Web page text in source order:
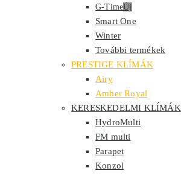
G-TimeÚj
Smart One
Winter
További termékek
PRESTIGE KLÍMÁK
Airy
Amber Royal
KERESKEDELMI KLÍMÁK
HydroMulti
FM multi
Parapet
Konzol